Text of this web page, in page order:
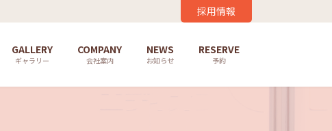
採用情報
GALLERY
ギャラリー
COMPANY
会社案内
NEWS
お知らせ
RESERVE
予約